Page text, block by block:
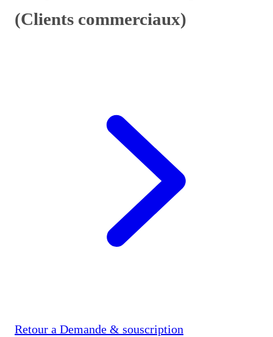
(Clients commerciaux)
Retour a Demande & souscription